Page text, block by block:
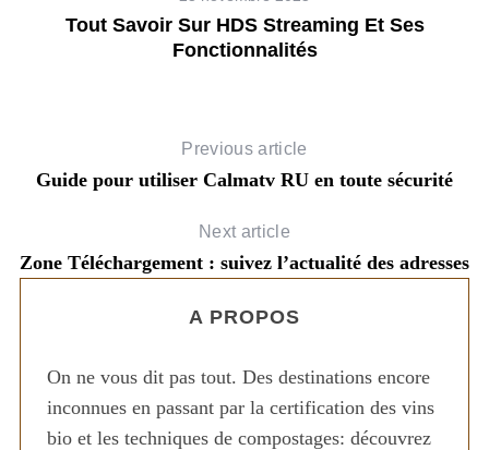
Tout Savoir Sur HDS Streaming Et Ses
Fonctionnalités
Previous article
Guide pour utiliser Calmatv RU en toute sécurité
Next article
Zone Téléchargement : suivez l’actualité des adresses
A PROPOS
On ne vous dit pas tout. Des destinations encore
inconnues en passant par la certification des vins
bio et les techniques de compostages: découvrez